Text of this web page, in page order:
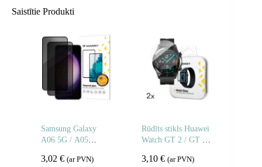
Saistītie Produkti
Samsung Galaxy
A06 5G / A05
stikls privātuma
3,02 € (ar PVN)
Rūdīts stikls Huawei
Watch GT 2 / GT 2
– 2 gab.
3,10€ (ar PVN)